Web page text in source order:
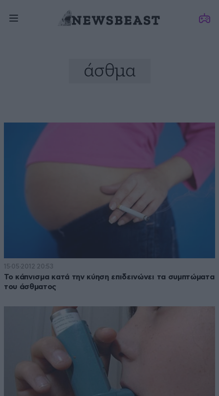
άσθμα
15·05·2012 20:53
Το κάπνισμα κατά την κύηση επιδεινώνει τα συμπτώματα
του άσθματος